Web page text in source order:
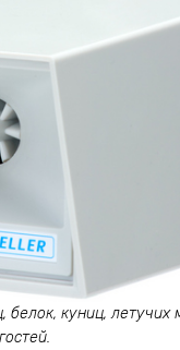
куниц,
гостей.